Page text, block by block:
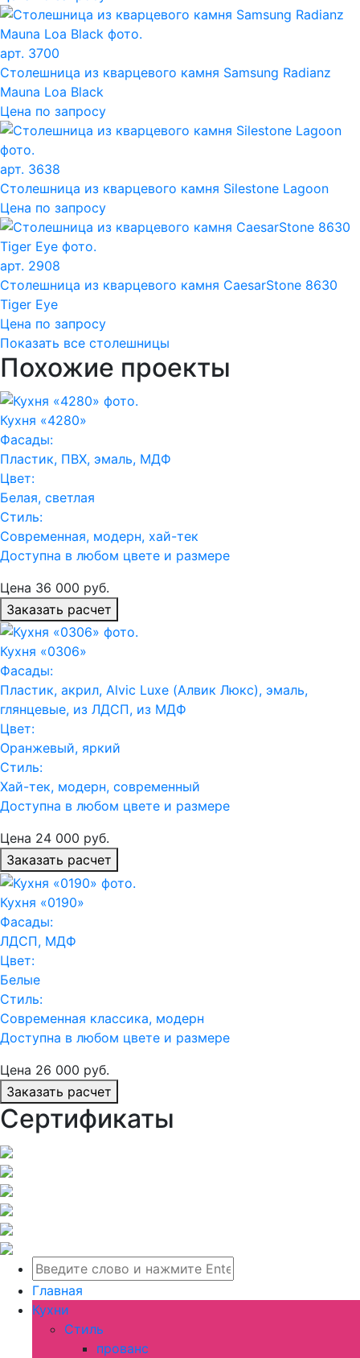
арт. 3700
Столешница из кварцевого камня Samsung Radianz
Mauna Loa Black
Цена по запросу
арт. 3638
Столешница из кварцевого камня Silestone Lagoon
Цена по запросу
арт. 2908
Столешница из кварцевого камня CaesarStone 8630
Tiger Eye
Цена по запросу
Показать все столешницы
Похожие проекты
Кухня «4280»
Фасады:
Пластик, ПВХ, эмаль, МДФ
Цвет:
Белая, светлая
Стиль:
Современная, модерн, хай-тек
Доступна в любом цвете и размере
Цена 36 000 руб.
Заказать расчет
Кухня «0306»
Фасады:
Пластик, акрил, Alvic Luxe (Алвик Люкс), эмаль,
глянцевые, из ЛДСП, из МДФ
Цвет:
Оранжевый, яркий
Стиль:
Хай-тек, модерн, современный
Доступна в любом цвете и размере
Цена 24 000 руб.
Заказать расчет
Кухня «0190»
Фасады:
ЛДСП, МДФ
Цвет:
Белые
Стиль:
Современная классика, модерн
Доступна в любом цвете и размере
Цена 26 000 руб.
Заказать расчет
Сертификаты
Главная
Кухни
Стиль
прованс